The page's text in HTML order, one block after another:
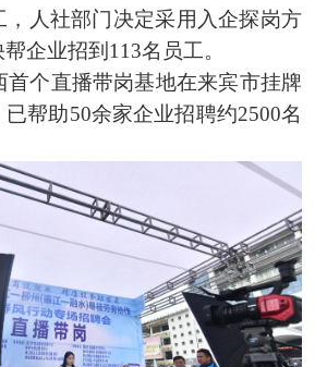
，人社部门决定采用入企探岗方
企业招到113名员工。
首个直播带岗基地在来宾市挂牌
帮助50余家企业招聘约2500名